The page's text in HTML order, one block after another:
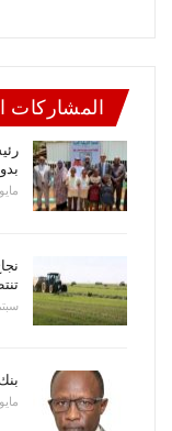
المشاركات
مايو 11, 2026
سبتمبر
مايو 29, 2024